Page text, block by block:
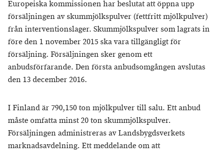
Europeiska kommissionen har beslutat att öppna upp
försäljningen av skummjölkspulver (fettfritt mjölkpulver)
från interventionslager. Skummjölkspulver som lagrats in
före den 1 november 2015 ska vara tillgängligt för
försäljning. Försäljningen sker genom ett
anbudsförfarande. Den första anbudsomgången avslutas
den 13 december 2016.
I Finland är 790,150 ton mjölkpulver till salu. Ett anbud
måste omfatta minst 20 ton skummjölkspulver.
Försäljningen administreras av Landsbygdsverkets
marknadsavdelning. Ett meddelande om att